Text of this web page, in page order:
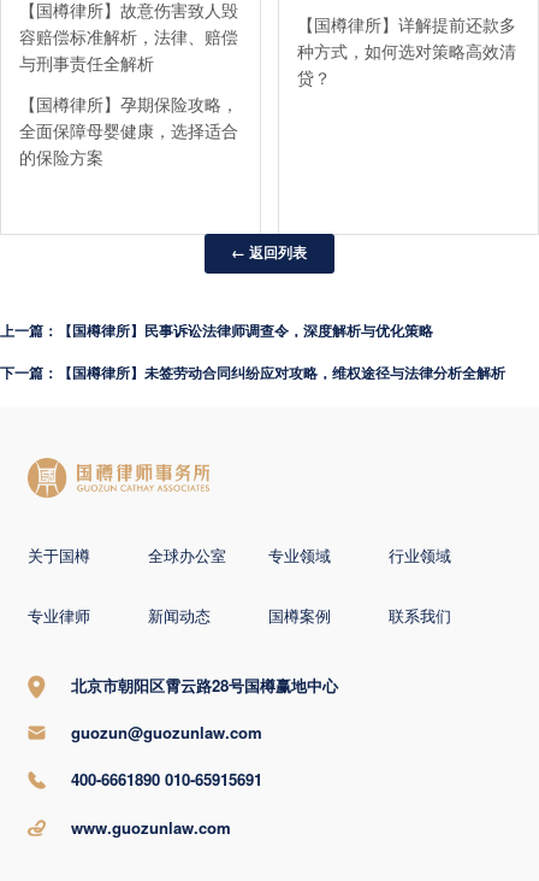
【国樽律所】故意伤害致人毁
容赔偿标准解析，法律、赔偿
与刑事责任全解析
【国樽律所】孕期保险攻略，
全面保障母婴健康，选择适合
的保险方案
【国樽律所】详解提前还款多
种方式，如何选对策略高效清
贷？
← 返回列表
上一篇：【国樽律所】民事诉讼法律师调查令，深度解析与优化策略
下一篇：【国樽律所】未签劳动合同纠纷应对攻略，维权途径与法律分析全解析
关于国樽 全球办公室 专业领域 行业领域
专业律师 新闻动态 国樽案例 联系我们
北京市朝阳区霄云路28号国樽赢地中心
guozun@guozunlaw.com
400-6661890 010-65915691
www.guozunlaw.com